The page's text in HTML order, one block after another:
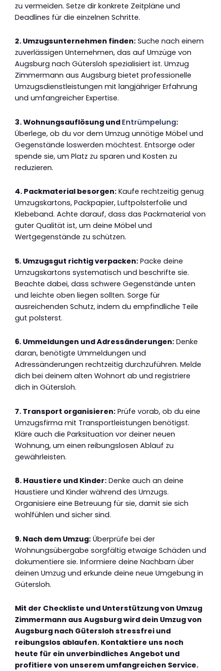
zu vermeiden. Setze dir konkrete Zeitpläne und
Deadlines für die einzelnen Schritte.
2. Umzugsunternehmen finden: Suche nach einem
zuverlässigen Unternehmen, das auf Umzüge von
Augsburg nach Gütersloh spezialisiert ist. Umzug
Zimmermann aus Augsburg bietet professionelle
Umzugsdienstleistungen mit langjähriger Erfahrung
und umfangreicher Expertise.
3. Wohnungsauflösung und Entrümpelung:
Überlege, ob du vor dem Umzug unnötige Möbel und
Gegenstände loswerden möchtest. Entsorge oder
spende sie, um Platz zu sparen und Kosten zu
reduzieren.
4. Packmaterial besorgen: Kaufe rechtzeitig genug
Umzugskartons, Packpapier, Luftpolsterfolie und
Klebeband. Achte darauf, dass das Packmaterial von
guter Qualität ist, um deine Möbel und
Wertgegenstände zu schützen.
5. Umzugsgut richtig verpacken: Packe deine
Umzugskartons systematisch und beschrifte sie.
Beachte dabei, dass schwere Gegenstände unten
und leichte oben liegen sollten. Sorge für
ausreichenden Schutz, indem du empfindliche Teile
gut polsterst.
6. Ummeldungen und Adressänderungen: Denke
daran, benötigte Ummeldungen und
Adressänderungen rechtzeitig durchzuführen. Melde
dich bei deinem alten Wohnort ab und registriere
dich in Gütersloh.
7. Transport organisieren: Prüfe vorab, ob du eine
Umzugsfirma mit Transportleistungen benötigst.
Kläre auch die Parksituation vor deiner neuen
Wohnung, um einen reibungslosen Ablauf zu
gewährleisten.
8. Haustiere und Kinder: Denke auch an deine
Haustiere und Kinder während des Umzugs.
Organisiere eine Betreuung für sie, damit sie sich
wohlfühlen und sicher sind.
9. Nach dem Umzug: Überprüfe bei der
Wohnungsübergabe sorgfältig etwaige Schäden und
dokumentiere sie. Informiere deine Nachbarn über
deinen Umzug und erkunde deine neue Umgebung in
Gütersloh.
Mit der Checkliste und Unterstützung von Umzug
Zimmermann aus Augsburg wird dein Umzug von
Augsburg nach Gütersloh stressfrei und
reibungslos ablaufen. Kontaktiere uns noch
heute für ein unverbindliches Angebot und
profitiere von unserem umfangreichen Service.